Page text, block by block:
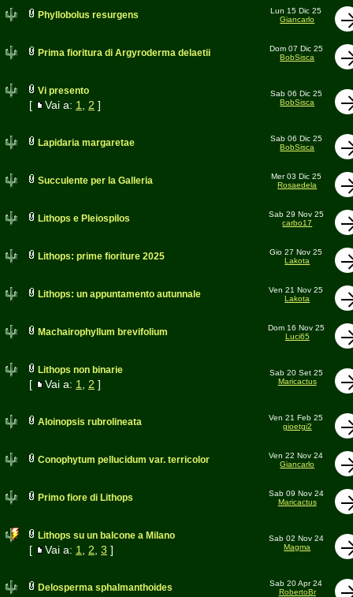
Phyllobolus resurgens
Lun 15 Dic 25
Giancarlo
Prima fioritura di Argyroderma delaetii
Dom 07 Dic 25
BobSisca
Vi presento
[ Vai a: 1 2 ]
Sab 06 Dic 25
BobSisca
Lapidaria margaretae
Sab 06 Dic 25
BobSisca
Succulente per la Galleria
Mer 03 Dic 25
Rosaedela
Lithops e Pleiospilos
Sab 29 Nov 25
carbo17
Lithops: prime fioriture 2025
Gio 27 Nov 25
Lakota
Lithops: un appuntamento autunnale
Ven 21 Nov 25
Lakota
Machairophyllum brevifolium
Dom 16 Nov 25
Luci65
Lithops non binarie
[ Vai a: 1 2 ]
Sab 20 Set 25
Maricactus
Aloinopsis rubrolineata
Ven 21 Feb 25
gioetgi2
Conophytum pellucidum var. terricolor
Ven 22 Nov 24
Giancarlo
Primo fiore di Lithops
Sab 09 Nov 24
Maricactus
Lithops su un balcone a Milano
[ Vai a: 1 2 3 ]
Sab 02 Nov 24
Magma
Delosperma sphalmanthoides
Sab 20 Apr 24
RobertoBr